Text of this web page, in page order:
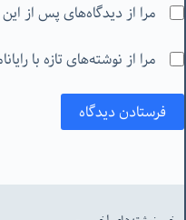
مرا از دیدگاه‌های پس از این
مرا از نوشته‌های تازه با
فرستادن دیدگاه